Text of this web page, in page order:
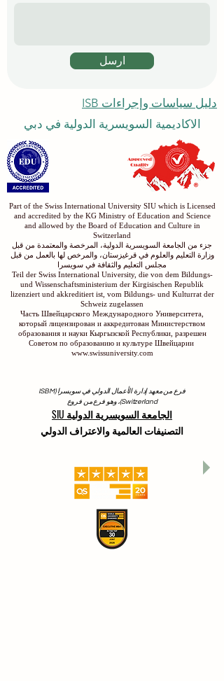
ارسل
دليل سياسات وإجراءات ISB
الاكاديمية السويسرية الدولية في دبي
Part of the Swiss International University SIU which is Licensed
and accredited by the KG Ministry of Education and Science
and allowed by the Board of Education and Culture in
Switzerland
جزء من الجامعة السويسرية الدولية، المرخصة والمعتمدة من قبل
وزارة التعليم والعلوم في قرغيزستان، والمرخص لها بالعمل من قبل
مجلس التعليم والثقافة في سويسرا
Teil der Swiss International University, die von dem Bildungs-
und Wissenschaftsministerium der Kirgisischen Republik
lizenziert und akkreditiert ist, vom Bildungs- und Kulturrat der
Schweiz zugelassen
Часть Швейцарского Международного Университета,
который лицензирован и аккредитован Министерством
образования и науки Кыргызской Республики, разрешен
Советом по образованию и культуре Швейцарии
www.swissuniversity.com
فرع من معهد إدارة الأعمال الدولي في سويسرا (ISBM
Switzerland)، وهو فرع من فروع
الجامعة السويسرية الدولية SIU
التصنيفات العالمية والاعتراف الدولي